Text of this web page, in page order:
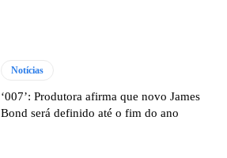
Notícias
‘007’: Produtora afirma que novo James
Bond será definido até o fim do ano